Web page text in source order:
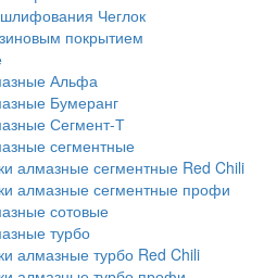
Чеглок
покрытием
Альфа
Бумеранг
Сегмент-Т
сегментные
алмазные сегментные Red Chili
алмазные сегментные профи
сотовые
турбо
алмазные турбо Red Chili